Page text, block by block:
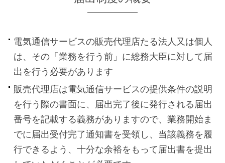
電気通信サービスの販売代理店たる法人又は個人
は、その「業務を行う前」に総務大臣に対して届
出を行う必要があります
販売代理店は電気通信サービスの提供条件の説明
を行う際の書面に、届出完了後に発行される届出
番号を記載する義務がありますので、業務開始ま
でに届出受付完了通知書を受領し、当該義務を履
行できるよう、十分な余裕をもって届出書を提出